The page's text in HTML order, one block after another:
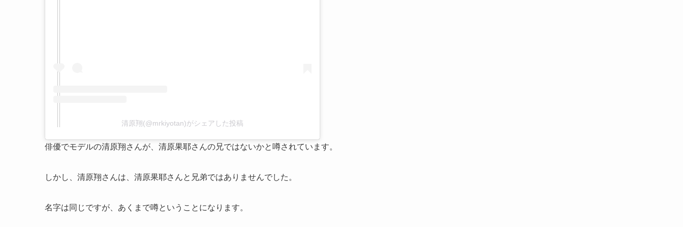
清原翔(@mrkiyotan)がシェアした投稿
俳優でモデルの清原翔さんが、清原果耶さんの兄ではないかと噂されています。
しかし、清原翔さんは、清原果耶さんと兄弟ではありませんでした。
名字は同じですが、あくまで噂ということになります。